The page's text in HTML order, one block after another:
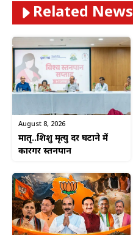
Related News
August 8, 2026
मातृ..शिशु मृत्यु दर घटाने में
कारगर स्तनपान